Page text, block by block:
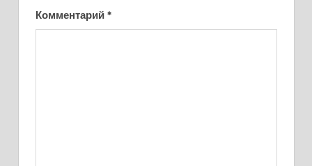
Комментарий *